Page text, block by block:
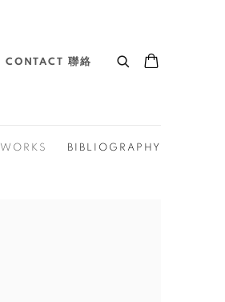
CONTACT 聯絡
WORKS BIBLIOGRAPHY